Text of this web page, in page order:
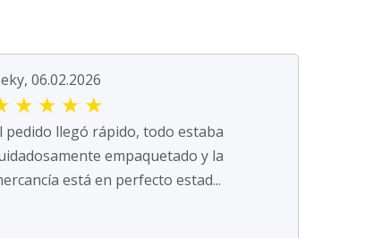
06.02.2026
★ ★ ★ ★
pedido llegó rápido, todo estaba
empaquetado y la
está en perfecto estad...